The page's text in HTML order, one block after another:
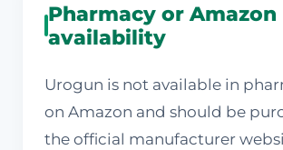
Pharmacy or Amazon
availability
Urogun is not available in
on Amazon and should be
the official manufacturer